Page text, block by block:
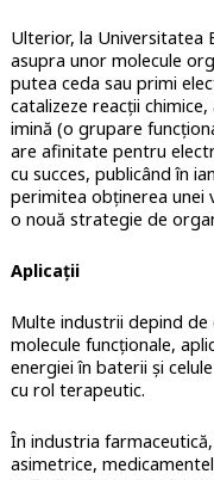
Ulterior, la Universitatea
asupra unor molecule
putea ceda sau primi
catalizeze reacții
imină (o grupare
are afinitate pentru
cu succes, publicând în
perimitea obținerea unei
o nouă strategie de
Aplicații
Multe industrii depind
molecule funcționale,
energiei în baterii și
cu rol terapeutic.
În industria
asimetrice,